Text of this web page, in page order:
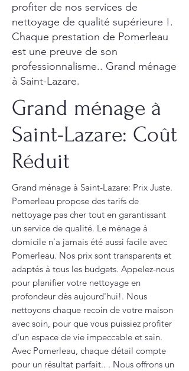
profiter de nos services de
nettoyage de qualité supérieure !.
Chaque prestation de Pomerleau
est une preuve de son
professionnalisme.. Grand ménage
à Saint-Lazare.
Grand ménage à
Saint-Lazare: Coût
Réduit
Grand ménage à Saint-Lazare: Prix Juste.
Pomerleau propose des tarifs de
nettoyage pas cher tout en garantissant
un service de qualité. Le ménage à
domicile n'a jamais été aussi facile avec
Pomerleau. Nos prix sont transparents et
adaptés à tous les budgets. Appelez-nous
pour planifier votre nettoyage en
profondeur dès aujourd'hui!. Nous
nettoyons chaque recoin de votre maison
avec soin, pour que vous puissiez profiter
d'un espace de vie impeccable et sain.
Avec Pomerleau, chaque détail compte
pour un résultat parfait.. . Nous offrons un